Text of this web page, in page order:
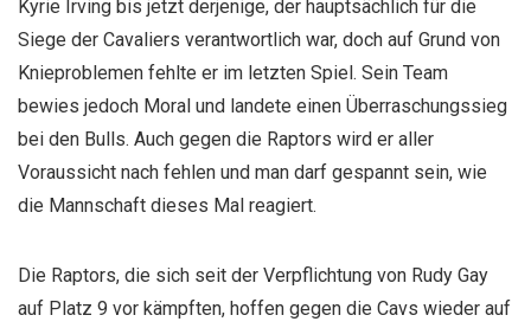
Kyrie Irving bis jetzt derjenige, der hauptsächlich für die
Siege der Cavaliers verantwortlich war, doch auf Grund von
Knieproblemen fehlte er im letzten Spiel. Sein Team
bewies jedoch Moral und landete einen Überraschungssieg
bei den Bulls. Auch gegen die Raptors wird er aller
Voraussicht nach fehlen und man darf gespannt sein, wie
die Mannschaft dieses Mal reagiert.
Die Raptors, die sich seit der Verpflichtung von Rudy Gay
auf Platz 9 vor kämpften, hoffen gegen die Cavs wieder auf